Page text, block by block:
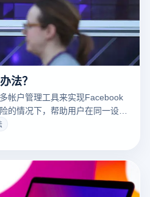
法？
帐户管理工具来实现Facebook
的情况下，帮助用户在同一设备
。指纹浏览器，多登多开浏览
方案，它可以为每个帐户建立一
户在不同的设备上操作。另外，
个帐户分配到不同的虚拟工具或